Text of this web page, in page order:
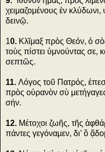
χειμαζομένους ἐν
δεινῷ.
10. Κλῖμαξ πρὸς Θεόν, ὁ
τοὺς πίστει ὑμνούντας σε,
σεπτῶς.
11. Λόγος τοῦ Πατρός,
πρὸς οὐρανὸν σὺ
σήν.
12. Μέτοχοι ζωῆς, τῆς
πάντες γεγόναμεν, δι’ ὃ